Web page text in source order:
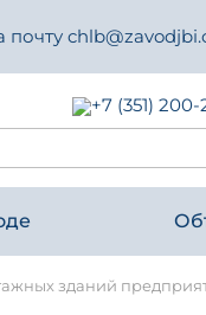
+7 (351) 200-
зданий